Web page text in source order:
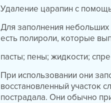
Удаление царапин с
Для заполнения
есть полироли, которые
пасты; пены; жидкости;
При использовании они
восстановленный участок
пострадала. Они обычно